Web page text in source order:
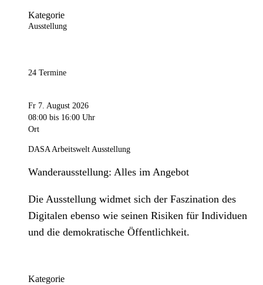
Kategorie
Ausstellung
24 Termine
Fr 7. August 2026
08:00 bis 16:00 Uhr
Ort
DASA Arbeitswelt Ausstellung
Wanderausstellung: Alles im Angebot
Die Ausstellung widmet sich der Faszination des
Digitalen ebenso wie seinen Risiken für Individuen
und die demokratische Öffentlichkeit.
Kategorie